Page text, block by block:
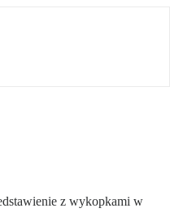
z wykopkami w